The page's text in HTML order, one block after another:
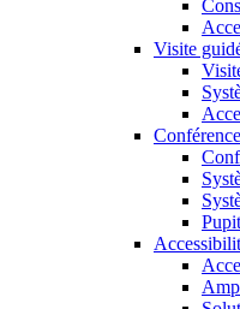
Visite
Conférence